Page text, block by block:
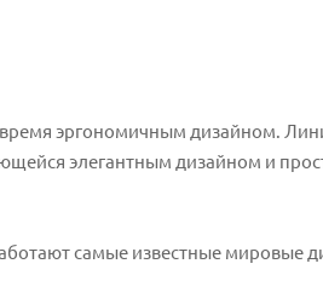
эргономичным дизайном.
элегантным дизайном и
самые известные мировые